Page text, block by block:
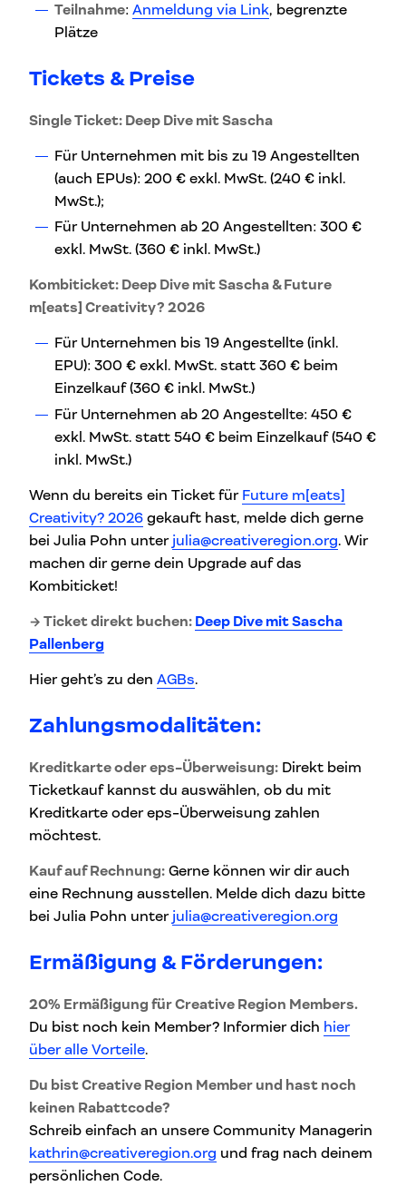
Teilnahme: Anmeldung via Link, begrenzte
Plätze
Tickets & Preise
Single Ticket: Deep Dive mit Sascha
Für Unternehmen mit bis zu 19 Angestellten
(auch EPUs): 200 € exkl. MwSt. (240 € inkl.
MwSt.);
Für Unternehmen ab 20 Angestellten: 300 €
exkl. MwSt. (360 € inkl. MwSt.)
Kombiticket: Deep Dive mit Sascha & Future
m[eats] Creativity? 2026
Für Unternehmen bis 19 Angestellte (inkl.
EPU): 300 € exkl. MwSt. statt 360 € beim
Einzelkauf (360 € inkl. MwSt.)
Für Unternehmen ab 20 Angestellte: 450 €
exkl. MwSt. statt 540 € beim Einzelkauf (540 €
inkl. MwSt.)
Wenn du bereits ein Ticket für Future m[eats]
Creativity? 2026 gekauft hast, melde dich gerne
bei Julia Pohn unter julia@creativeregion.org. Wir
machen dir gerne dein Upgrade auf das
Kombiticket!
→ Ticket direkt buchen: Deep Dive mit Sascha
Pallenberg
Hier geht’s zu den AGBs.
Zahlungsmodalitäten:
Kreditkarte oder eps-Überweisung: Direkt beim
Ticketkauf kannst du auswählen, ob du mit
Kreditkarte oder eps-Überweisung zahlen
möchtest.
Kauf auf Rechnung: Gerne können wir dir auch
eine Rechnung ausstellen. Melde dich dazu bitte
bei Julia Pohn unter julia@creativeregion.org
Ermäßigung & Förderungen:
20% Ermäßigung für Creative Region Members.
Du bist noch kein Member? Informier dich hier
über alle Vorteile.
Du bist Creative Region Member und hast noch
keinen Rabattcode?
Schreib einfach an unsere Community Managerin
kathrin@creativeregion.org und frag nach deinem
persönlichen Code.